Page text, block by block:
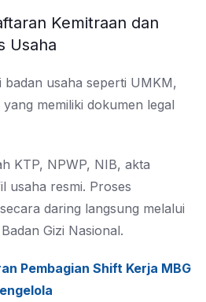
Kemitraan dan
Usaha
badan usaha seperti UMKM,
memiliki dokumen legal
KTP, NPWP, NIB, akta
usaha resmi. Proses
daring langsung melalui
Gizi Nasional.
Pembagian Shift Kerja MBG